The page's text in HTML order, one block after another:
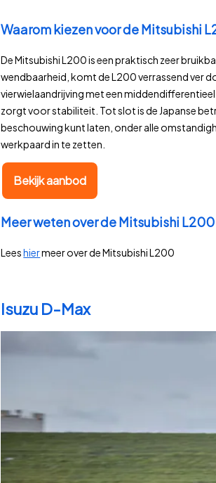
Waarom kiezen voor de Mitsubishi
De Mitsubishi L200 is een praktisch zeer
wendbaarheid, komt de L200 verrassend ver
vierwielaandrijving met een
zorgt voor stabiliteit. Tot slot is de Japanse
beschouwing kunt laten, onder alle
werkpaard in te zetten.
Bekijk aanbod
Meer weten over de Mitsubishi L200
Leeshiermeer over de Mitsubishi L200
Isuzu D-Max